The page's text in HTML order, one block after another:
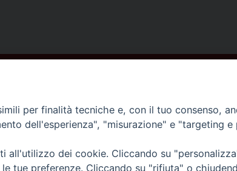
Contatti
per finalità tecniche e, con il tuo consenso,
dell'esperienza", "misurazione" e "targeting
all'utilizzo dei cookie. Cliccando su
tue preferenze. Cliccando su "rifiuta" o